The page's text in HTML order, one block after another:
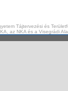
Tájtervezési és
az NKA és a Visegrádi